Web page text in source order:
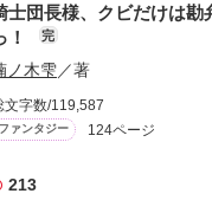
生活は最高……？
天然怪力令嬢の溺愛バイ
お札にさせてください。
、アルファポリス掲載中
ハッピーファンタジー／
〜い！！！！」
嬢の先にいたのは
の頭上でした
士団長様、クビだけは勘
！
完
ノ木雫／著
文字数/119,587
ファンタジー 124ページ
213